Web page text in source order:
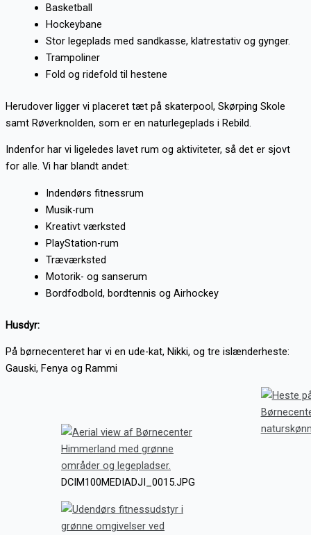
Basketball
Hockeybane
Stor legeplads med sandkasse, klatrestativ og gynger.
Trampoliner
Fold og ridefold til hestene
Herudover ligger vi placeret tæt på skaterpool, Skørping Skole
samt Røverknolden, som er en naturlegeplads i Rebild.
Indenfor har vi ligeledes lavet rum og aktiviteter, så det er sjovt
for alle. Vi har blandt andet:
Indendørs fitnessrum
Musik-rum
Kreativt værksted
PlayStation-rum
Træværksted
Motorik- og sanserum
Bordfodbold, bordtennis og Airhockey
Husdyr:
På børnecenteret har vi en ude-kat, Nikki, og tre islænderheste:
Gauski, Fenya og Rammi
DCIM100MEDIADJI_0015.JPG